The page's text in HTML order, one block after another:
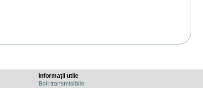
Informații utile
Boli transmisibile